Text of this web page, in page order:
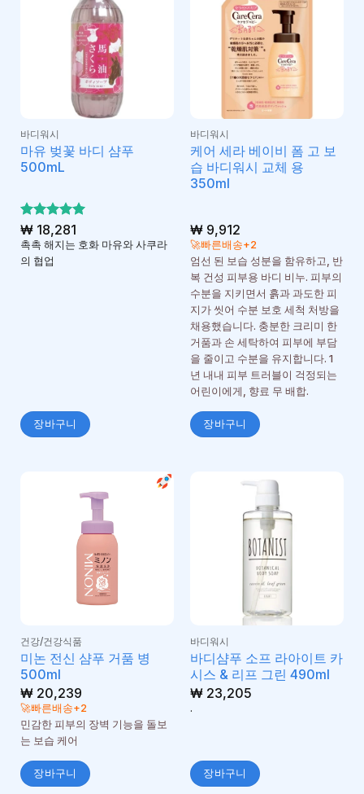
바디워시
마유 벚꽃 바디 샴푸
500mL
5 중에서
5로 평가
됨
₩18,281
촉촉 해지는 호화 마유와 사쿠라
의 협업
장바구니
바디워시
케어 세라 베이비 폼 고 보
습 바디워시 교체 용
350ml
₩9,912
🚀빠른배송+2
엄선 된 보습 성분을 함유하고, 반
복 건성 피부용 바디 비누. 피부의
수분을 지키면서 흙과 과도한 피
지가 씻어 수분 보호 세척 처방을
채용했습니다. 충분한 크리미 한
거품과 손 세탁하여 피부에 부담
을 줄이고 수분을 유지합니다. 1
년 내내 피부 트러블이 걱정되는
어린이에게, 향료 무 배합.
장바구니
건강/건강식품
미논 전신 샴푸 거품 병
500ml
₩20,239
🚀빠른배송+2
민감한 피부의 장벽 기능을 돌보
는 보습 케어
장바구니
바디워시
바디샴푸 소프 라아이트 카
시스 & 리프 그린 490ml
₩23,205
.
장바구니